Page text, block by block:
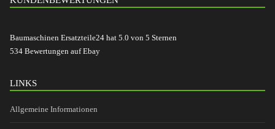
Baumaschinen Ersatzteile24 hat 5.0 von 5 Sternen
534 Bewertungen auf Ebay
LINKS
Allgemeine Informationen